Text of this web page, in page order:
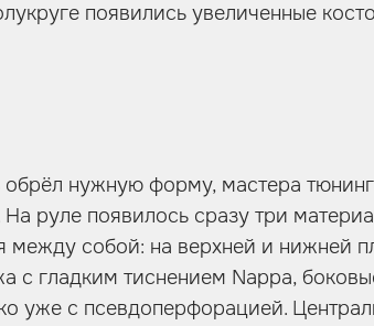
появились увеличенные
обрёл нужную форму, мастера
На руле появилось сразу три
между собой: на верхней и нижней
с гладким тиснением Nappa,
уже с псевдоперфорацией.